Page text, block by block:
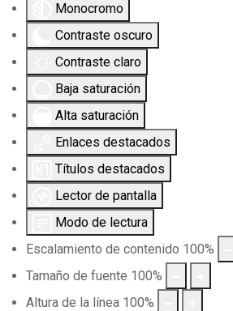
Monocromo
Contraste oscuro
Contraste claro
Baja saturación
Alta saturación
Enlaces destacados
Títulos destacados
Lector de pantalla
Modo de lectura
Escalamiento de contenido 100%
Tamaño de fuente 100%
Altura de la línea 100%